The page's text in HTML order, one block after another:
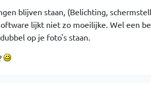
blijven staan, (Belichting,
lijkt niet zo moeilijke. Wel een
op je foto's staan.